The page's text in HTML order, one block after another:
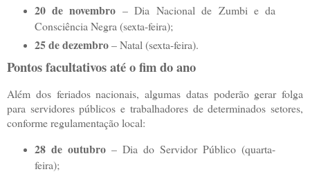
20 de novembro – Dia Nacional de Zumbi e da
Consciência Negra (sexta-feira);
25 de dezembro– Natal (sexta-feira).
Pontos facultativos até o fim do ano
Além dos feriados nacionais, algumas datas poderão gerar folga
para servidores públicos e trabalhadores de determinados setores,
conforme regulamentação local:
28 de outubro– Dia do Servidor Público (quarta-
feira);